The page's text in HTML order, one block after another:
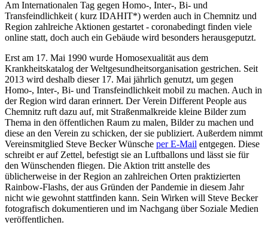
Am Internationalen Tag gegen Homo-, Inter-, Bi- und
Transfeindlichkeit ( kurz IDAHIT*) werden auch in Chemnitz und
Region zahlreiche Aktionen gestartet - coronabedingt finden viele
online statt, doch auch ein Gebäude wird besonders herausgeputzt.
Erst am 17. Mai 1990 wurde Homosexualität aus dem
Krankheitskatalog der Weltgesundheitsorganisation gestrichen. Seit
2013 wird deshalb dieser 17. Mai jährlich genutzt, um gegen
Homo-, Inter-, Bi- und Transfeindlichkeit mobil zu machen. Auch in
der Region wird daran erinnert. Der Verein Different People aus
Chemnitz ruft dazu auf, mit Straßenmalkreide kleine Bilder zum
Thema in den öffentlichen Raum zu malen, Bilder zu machen und
diese an den Verein zu schicken, der sie publiziert. Außerdem nimmt
Vereinsmitglied Steve Becker Wünsche per E-Mail entgegen. Diese
schreibt er auf Zettel, befestigt sie an Luftballons und lässt sie für
den Wünschenden fliegen. Die Aktion tritt anstelle des
üblicherweise in der Region an zahlreichen Orten praktizierten
Rainbow-Flashs, der aus Gründen der Pandemie in diesem Jahr
nicht wie gewohnt stattfinden kann. Sein Wirken will Steve Becker
fotografisch dokumentieren und im Nachgang über Soziale Medien
veröffentlichen.